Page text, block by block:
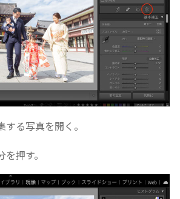
る写真を開く。
押す。